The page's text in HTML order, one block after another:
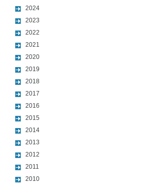
2024
2023
2022
2021
2020
2019
2018
2017
2016
2015
2014
2013
2012
2011
2010